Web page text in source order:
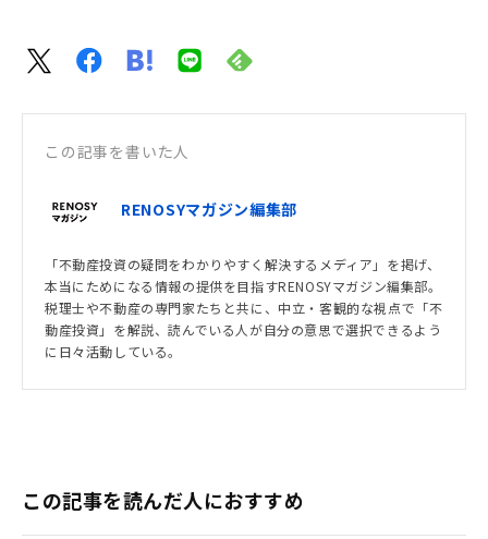
この記事を書いた人
RENOSYマガジン編集部
「不動産投資の疑問をわかりやすく解決するメディア」を掲げ、
本当にためになる情報の提供を目指すRENOSYマガジン編集部。
税理士や不動産の専門家たちと共に、中立・客観的な視点で「不
動産投資」を解説、読んでいる人が自分の意思で選択できるよう
に日々活動している。
この記事を読んだ人におすすめ